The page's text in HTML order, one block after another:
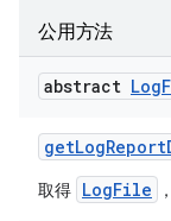
公用方法
abstract Log
getLogReport
取得 LogFile